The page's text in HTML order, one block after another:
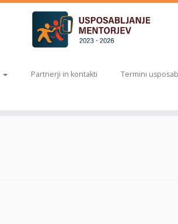
Partnerji in kontakti Termini